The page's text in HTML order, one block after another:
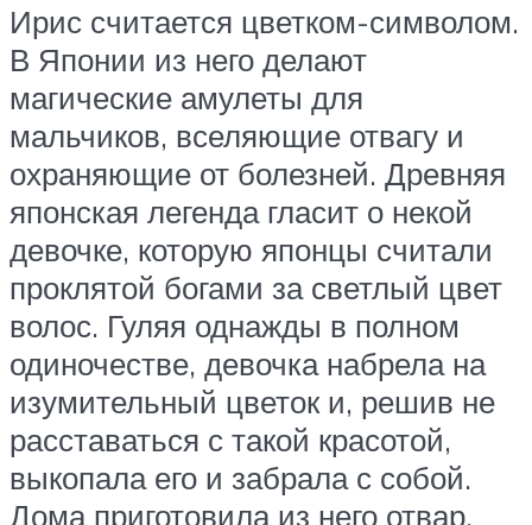
Ирис считается цветком-символом.
В Японии из него делают
магические амулеты для
мальчиков, вселяющие отвагу и
охраняющие от болезней. Древняя
японская легенда гласит о некой
девочке, которую японцы считали
проклятой богами за светлый цвет
волос. Гуляя однажды в полном
одиночестве, девочка набрела на
изумительный цветок и, решив не
расставаться с такой красотой,
выкопала его и забрала с собой.
Дома приготовила из него отвар,